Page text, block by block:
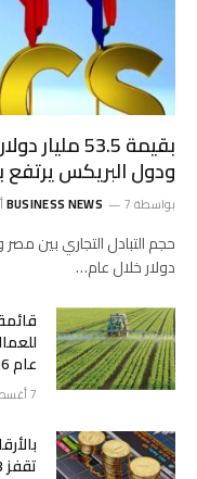
بقيمة 53.5
ودول البريكس يرتفع بنسبة 18.8%
بواسطة BUSINESS NEWS 7 أغسطس، 2026
دولار خلال عام…
عام 2026
7 أغسطس، 2026